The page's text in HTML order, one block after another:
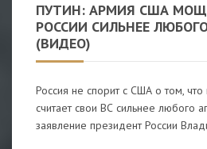
ПУТИН: АРМИЯ США
РОССИИ СИЛЬНЕЕ
(ВИДЕО)
Россия не спорит с США о том,
считает свои ВС сильнее любого
заявление президент России